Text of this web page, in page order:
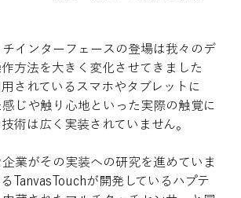
チインターフェースの登場は我々のデ
方法を大きく変化させてきました
されているスマホやタブレットに
じや触り心地といった実際の触覚に
術は広く実装されていません。
企業がその実装への研究を進めていま
TanvasTouchが開発しているハプテ